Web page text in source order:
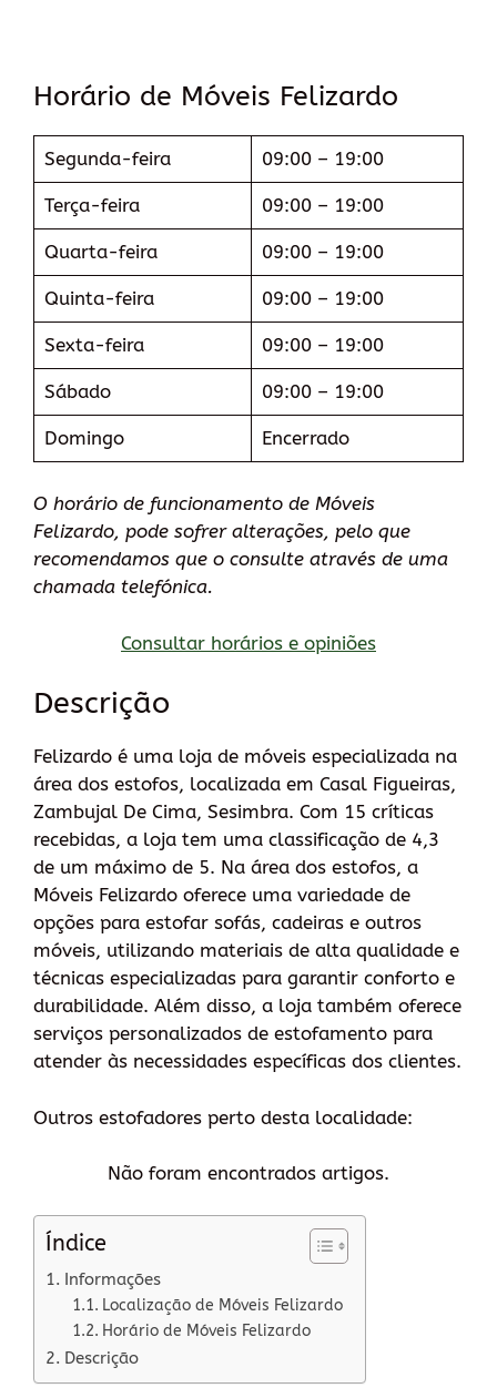
Horário de Móveis Felizardo
Segunda-feira 09:00 – 19:00
Terça-feira 09:00 – 19:00
Quarta-feira 09:00 – 19:00
Quinta-feira 09:00 – 19:00
Sexta-feira 09:00 – 19:00
Sábado 09:00 – 19:00
Domingo Encerrado
O horário de funcionamento de Móveis
Felizardo, pode sofrer alterações, pelo que
recomendamos que o consulte através de uma
chamada telefónica.
Consultar horários e opiniões
Descrição
Felizardo é uma loja de móveis especializada na
área dos estofos, localizada em Casal Figueiras,
Zambujal De Cima, Sesimbra. Com 15 críticas
recebidas, a loja tem uma classificação de 4,3
de um máximo de 5. Na área dos estofos, a
Móveis Felizardo oferece uma variedade de
opções para estofar sofás, cadeiras e outros
móveis, utilizando materiais de alta qualidade e
técnicas especializadas para garantir conforto e
durabilidade. Além disso, a loja também oferece
serviços personalizados de estofamento para
atender às necessidades específicas dos clientes.
Outros estofadores perto desta localidade:
Não foram encontrados artigos.
Índice
Informações
Localização de Móveis Felizardo
Horário de Móveis Felizardo
Descrição